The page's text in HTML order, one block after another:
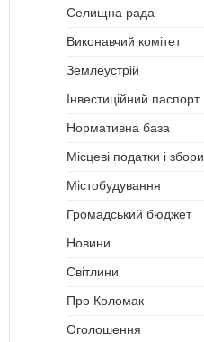
Селищна рада
Виконавчий комітет
Землеустрій
Інвестиційний паспорт
Нормативна база
Місцеві податки і збори
Містобудування
Громадський бюджет
Новини
Світлини
Про Коломак
Оголошення